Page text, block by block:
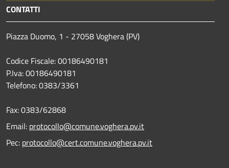
CONTATTI
Piazza Duomo, 1 - 27058 Voghera (PV)
Codice Fiscale: 00186490181
P.Iva: 00186490181
Telefono:0383/3361
Fax:0383/62868
Email: protocollo@comune.voghera.pv.it
Pec: protocollo@cert.comune.voghera.pv.it